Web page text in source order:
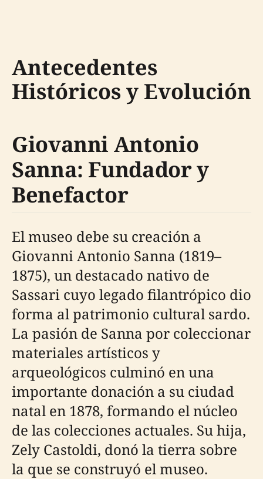
Antecedentes
Históricos y Evolución
Giovanni Antonio
Sanna: Fundador y
Benefactor
El museo debe su creación a
Giovanni Antonio Sanna (1819–
1875), un destacado nativo de
Sassari cuyo legado filantrópico dio
forma al patrimonio cultural sardo.
La pasión de Sanna por coleccionar
materiales artísticos y
arqueológicos culminó en una
importante donación a su ciudad
natal en 1878, formando el núcleo
de las colecciones actuales. Su hija,
Zely Castoldi, donó la tierra sobre
la que se construyó el museo.